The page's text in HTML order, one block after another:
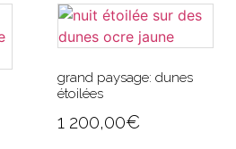
grand paysage: dunes
étoilées
1 200,00€